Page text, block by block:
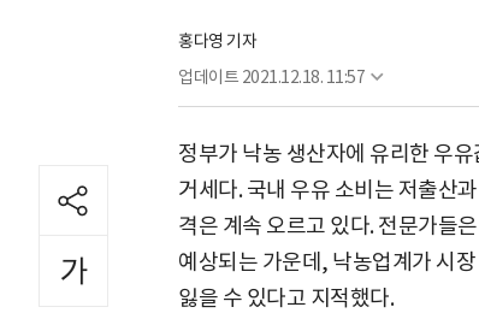
홍다영 기자
업데이트 2021.12.18. 11:57
정부가 낙농 생산자에 유리한 우
거세다. 국내 우유 소비는 저출산
격은 계속 오르고 있다. 전문가들
예상되는 가운데, 낙농업계가 시
잃을 수 있다고 지적했다.